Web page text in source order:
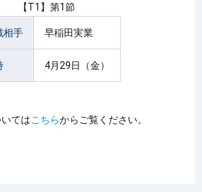
【T1】第1節
相手 早稲田実業
4月29日（金）
てはこちらからご覧ください。